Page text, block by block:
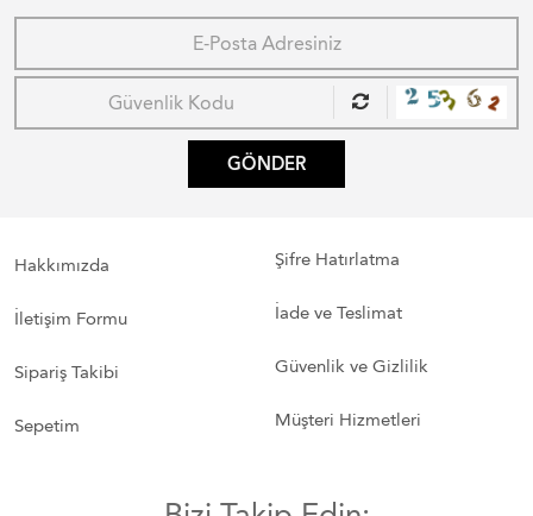
GÖNDER
Hakkımızda
İletişim Formu
Sipariş Takibi
Sepetim
Şifre Hatırlatma
İade ve Teslimat
Güvenlik ve Gizlilik
Müşteri Hizmetleri